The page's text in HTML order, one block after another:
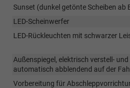
Sunset (dunkel getönte Scheiben ab
LED-Scheinwerfer
LED-Rückleuchten mit schwarzer
Außenspiegel, elektrisch verstell-
automatisch abblendend auf der
Vorbereitung für